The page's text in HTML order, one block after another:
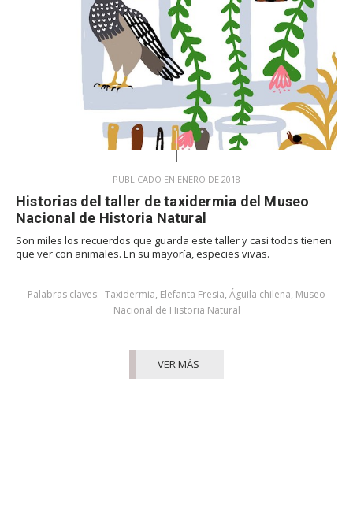
PUBLICADO EN ENERO DE 2018
Historias del taller de taxidermia del Museo
Nacional de Historia Natural
Son miles los recuerdos que guarda este taller y casi todos tienen
que ver con animales. En su mayoría, especies vivas.
Palabras claves: Taxidermia, Elefanta Fresia,Águila chilena, Museo
Nacional de Historia Natural
VER MÁS